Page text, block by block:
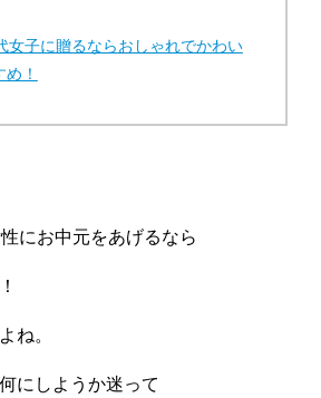
女子に贈るならおしゃれでかわい
！
にお中元をあげるなら
ね。
にしようか迷って